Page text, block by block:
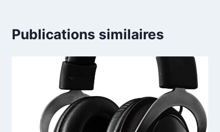
Publications similaires